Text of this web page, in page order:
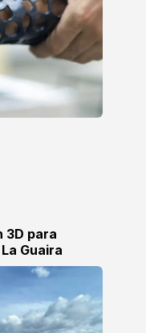
3D para
Guaira